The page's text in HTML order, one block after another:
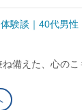
験談｜40代男性
備えた、心のこ